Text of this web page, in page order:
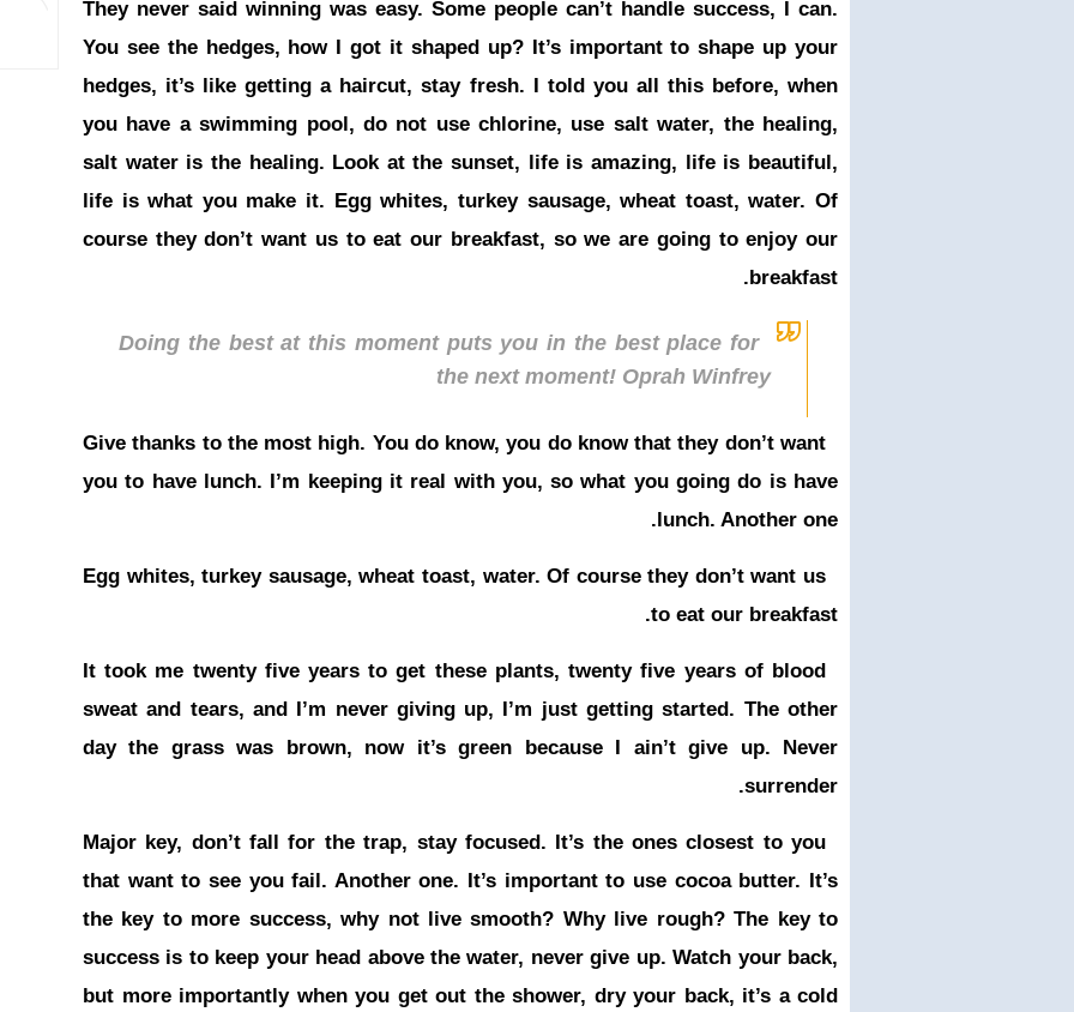
They never said winning was easy. Some people can’t handle success, I can.
You see the hedges, how I got it shaped up? It’s important to shape up your
hedges, it’s like getting a haircut, stay fresh. I told you all this before, when
you have a swimming pool, do not use chlorine, use salt water, the healing,
salt water is the healing. Look at the sunset, life is amazing, life is beautiful,
life is what you make it. Egg whites, turkey sausage, wheat toast, water. Of
course they don’t want us to eat our breakfast, so we are going to enjoy our
breakfast.
Doing the best at this moment puts you in the best place for
the next moment! Oprah Winfrey
Give thanks to the most high. You do know, you do know that they don’t want
you to have lunch. I’m keeping it real with you, so what you going do is have
lunch. Another one.
Egg whites, turkey sausage, wheat toast, water. Of course they don’t want us
to eat our breakfast.
It took me twenty five years to get these plants, twenty five years of blood
sweat and tears, and I’m never giving up, I’m just getting started. The other
day the grass was brown, now it’s green because I ain’t give up. Never
surrender.
Major key, don’t fall for the trap, stay focused. It’s the ones closest to you
that want to see you fail. Another one. It’s important to use cocoa butter. It’s
the key to more success, why not live smooth? Why live rough? The key to
success is to keep your head above the water, never give up. Watch your back,
but more importantly when you get out the shower, dry your back, it’s a cold